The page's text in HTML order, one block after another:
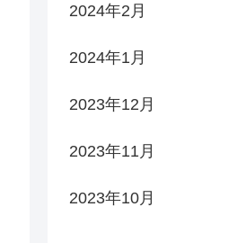
2024年2月
2024年1月
2023年12月
2023年11月
2023年10月